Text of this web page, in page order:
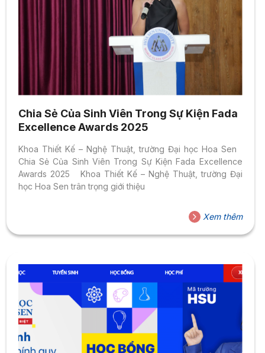
Chia Sẻ Của Sinh Viên Trong Sự Kiện Fada
Excellence Awards 2025
Khoa Thiết Kế – Nghệ Thuật, trường Đại học Hoa Sen
Chia Sẻ Của Sinh Viên Trong Sự Kiện Fada Excellence
Awards 2025 Khoa Thiết Kế – Nghệ Thuật, trường Đại
học Hoa Sen trân trọng giới thiệu
Xem thêm